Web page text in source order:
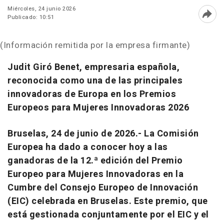
Miércoles, 24 junio 2026
Publicado: 10:51
(Información remitida por la empresa firmante)
Judit Giró Benet, empresaria española,
reconocida como una de las principales
innovadoras de Europa en los Premios
Europeos para Mujeres Innovadoras 2026
Bruselas, 24 de junio de 2026.- La Comisión
Europea ha dado a conocer hoy a las
ganadoras de la 12.ª edición del Premio
Europeo para Mujeres Innovadoras en la
Cumbre del Consejo Europeo de Innovación
(EIC) celebrada en Bruselas. Este premio, que
está gestionada conjuntamente por el EIC y el